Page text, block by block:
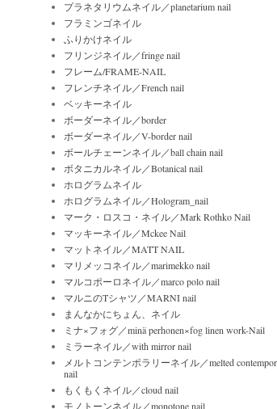
プラネタリウムネイル／planetarium nail
フラミンゴネイル
ふりかけネイル
フリンジネイル／fringe nail
フレーム/FRAME-NAIL
フレンチネイル／French nail
ベッキーネイル
ボーダーネイル／border
ボーダーネイル／V-border nail
ボールチェーンネイル／ball chain nail
ボタニカルネイル／Botanical nail
ホログラムネイル
ホログラムネイル／Hologram_nail
マーク・ロスコ・ネイル／Mark Rothko Nail
マッキーネイル／Mckee Nail
マットネイル／MATT NAIL
マリメッコネイル／marimekko nail
マルコポーロネイル／marco polo nail
マルニのTシャツ／MARNI nail
まんなかにちょん、ネイル
ミナ×フォグ／minä perhonen×fog linen work-Nail
ミラーネイル／with mirror nail
メルトコンテンポラリーネイル／melted
nail
もくもくネイル／cloud nail
モノトーンネイル／monotone nail